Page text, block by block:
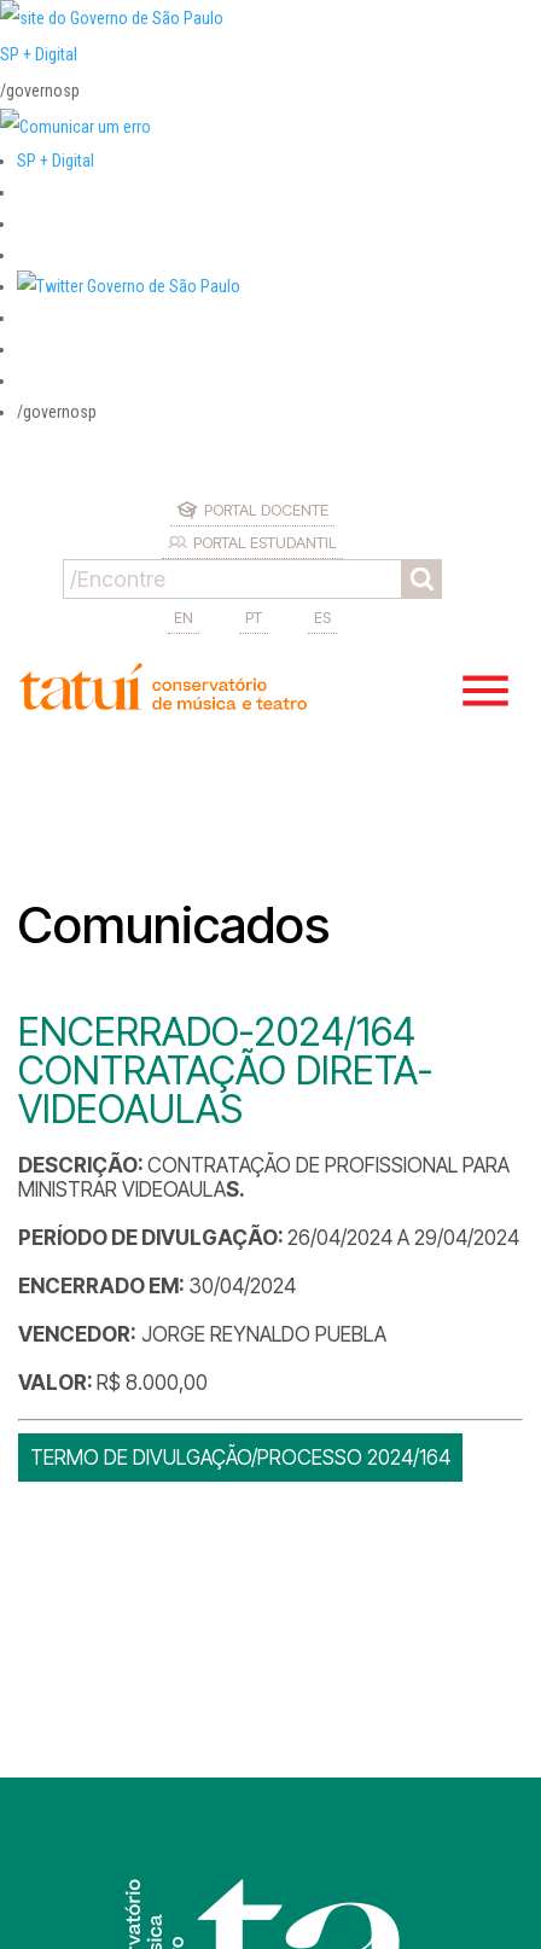
SP + Digital
/governosp
SP + Digital
/governosp
PORTAL DOCENTE
PORTAL ESTUDANTIL
EN PT ES
Comunicados
ENCERRADO-2024/164
CONTRATAÇÃO DIRETA-
VIDEOAULAS
DESCRIÇÃO: CONTRATAÇÃO DE PROFISSIONAL PARA
MINISTRAR VIDEOAULAS.
PERÍODO DE DIVULGAÇÃO: 26/04/2024 A 29/04/2024
ENCERRADO EM: 30/04/2024
VENCEDOR: JORGE REYNALDO PUEBLA
VALOR: R$ 8.000,00
TERMO DE DIVULGAÇÃO/PROCESSO 2024/164